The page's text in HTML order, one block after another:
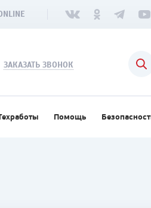
ЗАКАЗАТЬ ЗВОНОК
Помощь